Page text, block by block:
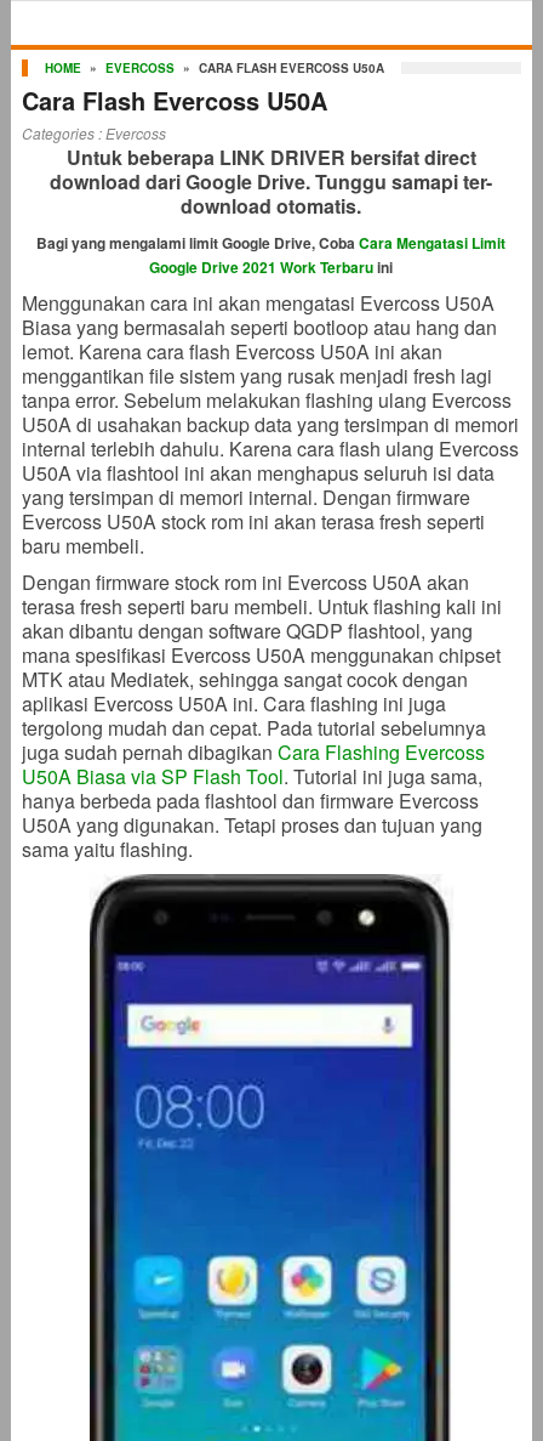
HOME » EVERCOSS » CARA FLASH EVERCOSS U50A
Cara Flash Evercoss U50A
Categories :Evercoss
Untuk beberapa LINK DRIVER bersifat direct
download dari Google Drive. Tunggu samapi ter-
download otomatis.
Bagi yang mengalami limit Google Drive, CobaCara Mengatasi Limit
Google Drive 2021 Work Terbaruini
Menggunakan cara ini akan mengatasi Evercoss U50A
Biasa yang bermasalah seperti bootloop atau hang dan
lemot. Karena cara flash Evercoss U50A ini akan
menggantikan file sistem yang rusak menjadi fresh lagi
tanpa error. Sebelum melakukan flashing ulang Evercoss
U50A di usahakan backup data yang tersimpan di memori
internal terlebih dahulu. Karena cara flash ulang Evercoss
U50A via flashtool ini akan menghapus seluruh isi data
yang tersimpan di memori internal. Dengan firmware
Evercoss U50A stock rom ini akan terasa fresh seperti
baru membeli.
Dengan firmware stock rom ini Evercoss U50A akan
terasa fresh seperti baru membeli. Untuk flashing kali ini
akan dibantu dengan software QGDP flashtool, yang
mana spesifikasi Evercoss U50A menggunakan chipset
MTK atau Mediatek, sehingga sangat cocok dengan
aplikasi Evercoss U50A ini. Cara flashing ini juga
tergolong mudah dan cepat. Pada tutorial sebelumnya
juga sudah pernah dibagikan Cara Flashing Evercoss
U50A Biasa via SP Flash Tool. Tutorial ini juga sama,
hanya berbeda pada flashtool dan firmware Evercoss
U50A yang digunakan. Tetapi proses dan tujuan yang
sama yaitu flashing.